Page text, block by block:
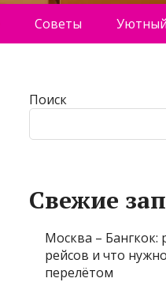
Советы
Поиск
Свежие
Москва – Бангкок:
рейсов и что
перелётом